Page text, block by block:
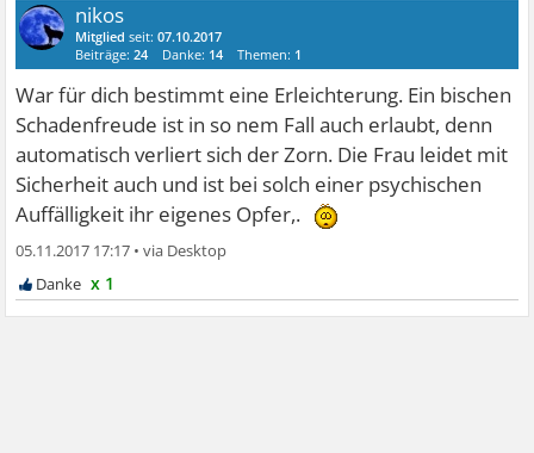
nikos
Mitglied seit:07.10.2017
Beiträge:24 Danke: 14 Themen: 1
War für dich bestimmt eine Erleichterung. Ein bischen
Schadenfreude ist in so nem Fall auch erlaubt, denn
automatisch verliert sich der Zorn. Die Frau leidet mit
Sicherheit auch und ist bei solch einer psychischen
Auffälligkeit ihr eigenes Opfer,.
05.11.2017 17:17 •
x 1